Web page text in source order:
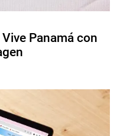
Panamá con